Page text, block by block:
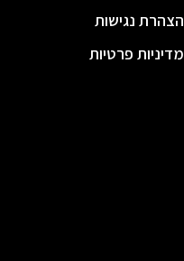
הצהרת נגישות
מדיניות פרטיות